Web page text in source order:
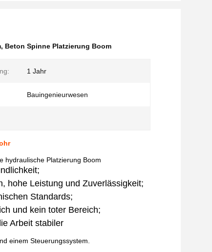
, Beton Spinne Platzierung Boom
1 Jahr
Bauingenieurwesen
hydraulische Platzierung Boom
hohe Leistung und Zuverlässigkeit;
Standards;
und kein toter Bereich;
Arbeit stabiler
einem Steuerungssystem.